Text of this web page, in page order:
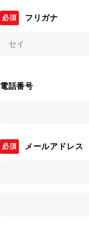
フリガナ
電話番号
メールアドレス